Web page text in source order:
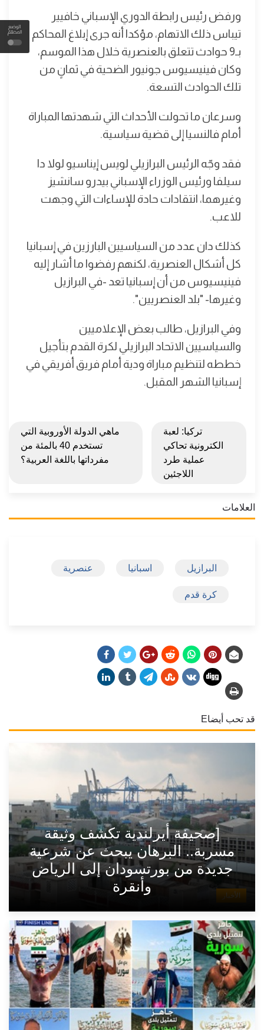
الوضع
المظلم
ورفض رئيس رابطة الدوري الإسباني خافيير
تيباس ذلك الاتهام، مؤكدا أنه جرى إبلاغ المحاكم
بـ9 حوادث تتعلق بالعنصرية خلال هذا الموسم،
وكان فينيسيوس جونيور الضحية في ثمانٍ من
تلك الحوادث التسعة.
وسرعان ما تحولت الأحداث التي شهدتها المباراة
أمام فالنسيا إلى قضية سياسية.
فقد وجّه الرئيس البرازيلي لويس إيناسيو لولا دا
سيلفا ورئيس الوزراء الإسباني بيدرو سانشيز
وغيرهما، انتقادات حادة للإساءات التي وجهت
للاعب.
كذلك دان عدد من السياسيين البارزين في إسبانيا
كل أشكال العنصرية، لكنهم رفضوا ما أشار إليه
فينيسيوس من أن إسبانيا تعد -في البرازيل
وغيرها- "بلد العنصريين".
وفي البرازيل، طالب بعض الإعلاميين
والسياسيين الاتحاد البرازيلي لكرة القدم بتأجيل
خططه لتنظيم مباراة ودية أمام فريق أفريقي في
إسبانيا الشهر المقبل.
تركيا: لعبة
الكترونية تحاكي
عملية طرد
اللاجئين
ماهي الدولة الأوروبية التي
تستخدم 40 بالمئة من
مفرداتها باللغة العربية؟
العلامات
البرازيل اسبانيا عنصرية
كرة قدم
قد تحب أيضاE
الأخبار
[صحيفة أيرلندية تكشف وثيقة
مسربة.. البرهان يبحث عن شرعية
جديدة من بورتسودان إلى الرياض
وأنقرة